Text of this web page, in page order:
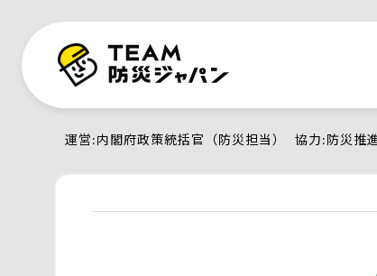
運営 内閣府政策統括官（防災担当） 協力 防災推